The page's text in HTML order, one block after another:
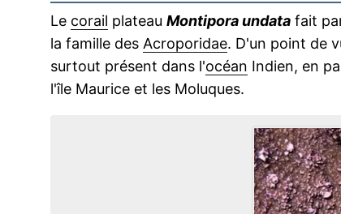
Le corail plateau Montipora undata fait
la famille des Acroporidae. D'un point de
surtout présent dans l'océan Indien, en
l'île Maurice et les Moluques.